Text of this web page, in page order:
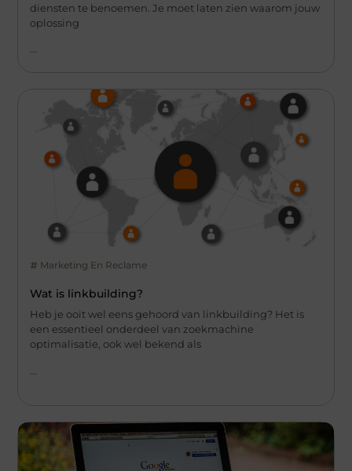
diensten te benoemen. Je moet laten zien waarom jouw
oplossing
...
Marketing En Reclame
Wat is linkbuilding?
Heb je ooit wel eens gehoord van linkbuilding? Het is
een essentieel onderdeel van zoekmachine
optimalisatie, ook wel bekend als